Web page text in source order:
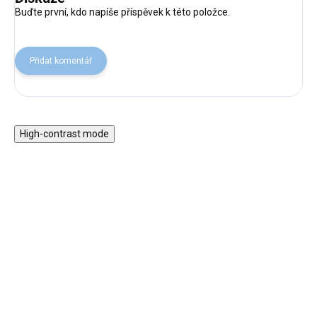
Buďte první, kdo napíše příspěvek k této položce.
Přidat komentář
High-contrast mode